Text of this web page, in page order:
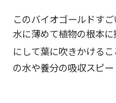
このバイオゴールドすご
水に薄めて植物の根本
にして葉に吹きかける
の水や養分の吸収スピー